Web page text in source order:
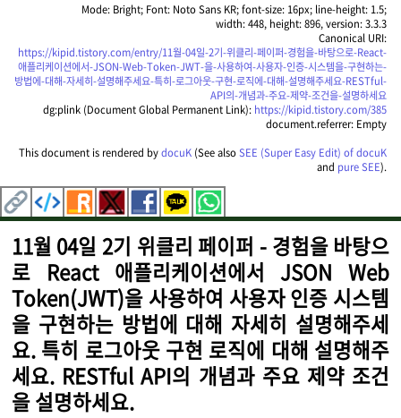
Mode: Bright; Font: Noto Sans KR; font-size: 16px; line-height: 1.5;
width: 448, height: 896, version: 3.3.3
Canonical URI:
https://kipid.tistory.com/entry/11월-04일-2기-위클리-페이퍼-경험을-바탕으로-React-
애플리케이션에서-JSON-Web-Token-JWT-을-사용하여-사용자-인증-시스템을-구현하는-
방법에-대해-자세히-설명해주세요-특히-로그아웃-구현-로직에-대해-설명해주세요-RESTful-
API의-개념과-주요-제약-조건을-설명하세요
dg:plink (Document Global Permanent Link): https://kipid.tistory.com/385
document.referrer: Empty
This document is rendered bydocuK (See alsoSEE (Super Easy Edit) of docuK
and pure SEE).
11월 04일 2기 위클리 페이퍼 - 경험을 바탕으
로 React 애플리케이션에서 JSON Web
Token(JWT)을 사용하여 사용자 인증 시스템
을 구현하는 방법에 대해 자세히 설명해주세
요. 특히 로그아웃 구현 로직에 대해 설명해주
세요. RESTful API의 개념과 주요 제약 조건
을 설명하세요.